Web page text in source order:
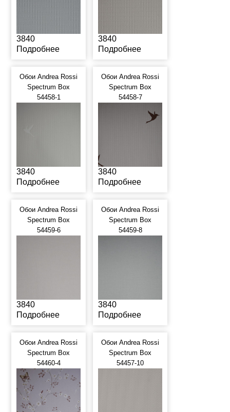
3840
Подробнее
3840
Подробнее
Обои Andrea Rossi
Spectrum Box
54458-1
3840
Подробнее
Обои Andrea Rossi
Spectrum Box
54458-7
3840
Подробнее
Обои Andrea Rossi
Spectrum Box
54459-6
3840
Подробнее
Обои Andrea Rossi
Spectrum Box
54459-8
3840
Подробнее
Обои Andrea Rossi
Spectrum Box
54460-4
Обои Andrea Rossi
Spectrum Box
54457-10